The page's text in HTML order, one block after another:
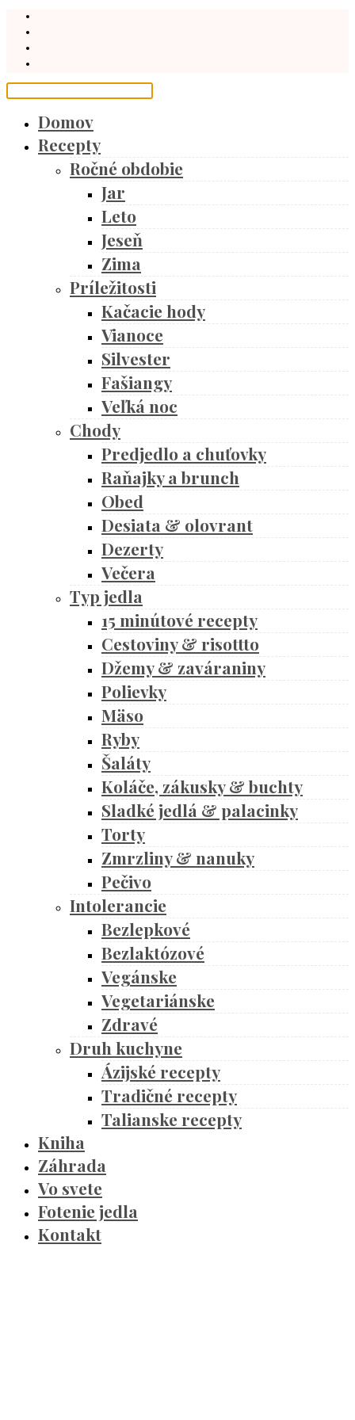
Domov
Recepty
Ročné obdobie
Jar
Leto
Jeseň
Zima
Príležitosti
Kačacie hody
Vianoce
Silvester
Fašiangy
Veľká noc
Chody
Predjedlo a chuťovky
Raňajky a brunch
Obed
Desiata & olovrant
Dezerty
Večera
Typ jedla
15 minútové recepty
Cestoviny & risottto
Džemy & zaváraniny
Polievky
Mäso
Ryby
Šaláty
Koláče, zákusky & buchty
Sladké jedlá & palacinky
Torty
Zmrzliny & nanuky
Pečivo
Intolerancie
Bezlepkové
Bezlaktózové
Vegánske
Vegetariánske
Zdravé
Druh kuchyne
Ázijské recepty
Tradičné recepty
Talianske recepty
Kniha
Záhrada
Vo svete
Fotenie jedla
Kontakt